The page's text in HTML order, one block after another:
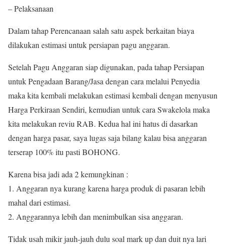
– Pelaksanaan
Dalam tahap Perencanaan salah satu aspek berkaitan biaya
dilakukan estimasi untuk persiapan pagu anggaran.
Setelah Pagu Anggaran siap digunakan, pada tahap Persiapan
untuk Pengadaan Barang/Jasa dengan cara melalui Penyedia
maka kita kembali melakukan estimasi kembali dengan menyusun
Harga Perkiraan Sendiri, kemudian untuk cara Swakelola maka
kita melakukan reviu RAB. Kedua hal ini hatus di dasarkan
dengan harga pasar, saya lugas saja bilang kalau bisa anggaran
terserap 100% itu pasti BOHONG.
Karena bisa jadi ada 2 kemungkinan :
1. Anggaran nya kurang karena harga produk di pasaran lebih
mahal dari estimasi.
2. Anggarannya lebih dan menimbulkan sisa anggaran.
Tidak usah mikir jauh-jauh dulu soal mark up dan duit nya lari